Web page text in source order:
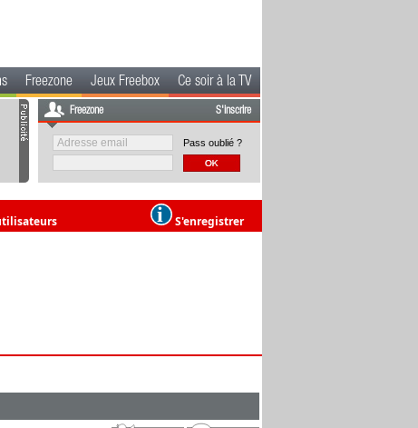
Freezone Jeux Freebox Ce soir à la TV
Freezone S'inscrire
Pass oublié ?
S'enregistrer